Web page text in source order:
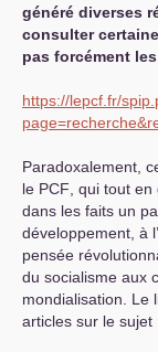
généré diverses
consulter
pas forcément
https://lepcf.fr/
Paradoxalement,
le PCF , qui tout
dans les faits un
développement, à
pensée
du socialisme aux
mondialisation. Le
articles sur le sujet